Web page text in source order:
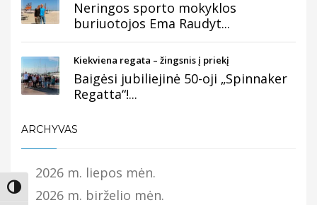
Įjungti didesnį kontrastą
Neringos sporto mokyklos
buriuotojos Ema Raudyt...
Kiekviena regata – žingsnis į priekį
Baigėsi jubiliejinė 50-oji „Spinnaker
Regatta“!...
ARCHYVAS
2026 m. liepos mėn.
2026 m. birželio mėn.